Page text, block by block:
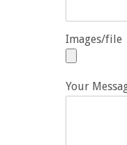
Images/file
Your